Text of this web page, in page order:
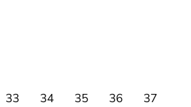
33 34 35 36
37